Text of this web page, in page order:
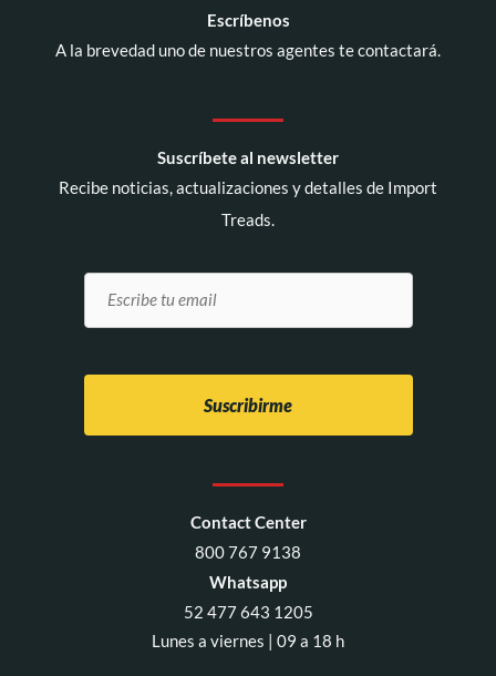
Escríbenos
A la brevedad uno de nuestros agentes te contactará.
Suscríbete al newsletter
Recibe noticias, actualizaciones y detalles de Import
Treads.
Contact Center
800 767 9138
Whatsapp
52 477 643 1205
Lunes a viernes | 09 a 18 h